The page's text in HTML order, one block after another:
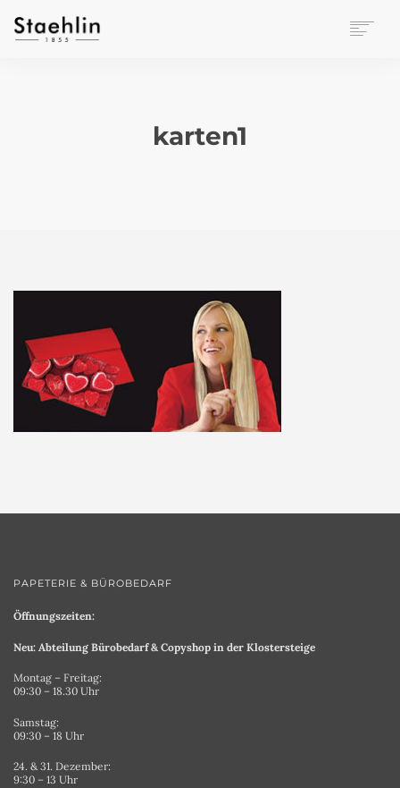
karten1
PAPETERIE & BÜROBEDARF
Öffnungszeiten:
Neu: Abteilung Bürobedarf & Copyshop in der Klostersteige
Montag – Freitag:
09:30 – 18.30 Uhr
Samstag:
09:30 – 18 Uhr
24. & 31. Dezember:
9:30 – 13 Uhr